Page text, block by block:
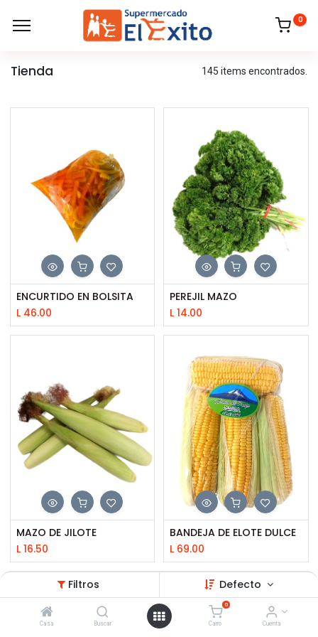
Filtros Defecto
Casa Buscar
0
Carro Cuenta
0
Tienda 145 items encontrados.
ENCURTIDO EN BOLSITA
L 46.00
PEREJIL MAZO
L 14.00
MAZO DE JILOTE
L 16.50
BANDEJA DE ELOTE DULCE
L 69.00